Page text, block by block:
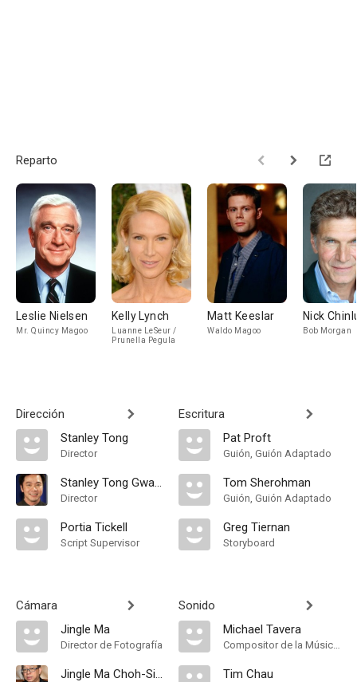
Reparto
Leslie Nielsen
Mr. Quincy Magoo
Kelly Lynch
Luanne LeSeur /
Prunella Pegula
Matt Keeslar
Waldo Magoo
Nick
Bob Morgan
Dirección
Stanley Tong
Director
Stanley Tong Gwai-Lai
Director
Portia Tickell
Script Supervisor
Cámara
Jingle Ma
Director de Fotografía
Jingle Ma Choh-Sing
Escritura
Pat Proft
Guión, Guión Adaptado
Tom Sherohman
Guión, Guión Adaptado
Greg Tiernan
Storyboard
Sonido
Michael Tavera
Compositor de la Música Original
Tim Chau